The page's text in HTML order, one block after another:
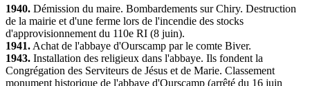
1940. Démission du maire. Bombardements sur Chiry. Destruction
de la mairie et d'une ferme lors de l'incendie des stocks
d'approvisionnement du 110e RI (8 juin).
1941. Achat de l'abbaye d'Ourscamp par le comte Biver.
1943. Installation des religieux dans l'abbaye. Ils fondent la
Congrégation des Serviteurs de Jésus et de Marie. Classement
monument historique de l'abbaye d'Ourscamp (arrêté du 16 juin